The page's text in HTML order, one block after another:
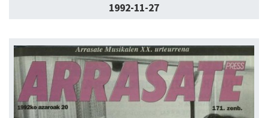
1992-11-27